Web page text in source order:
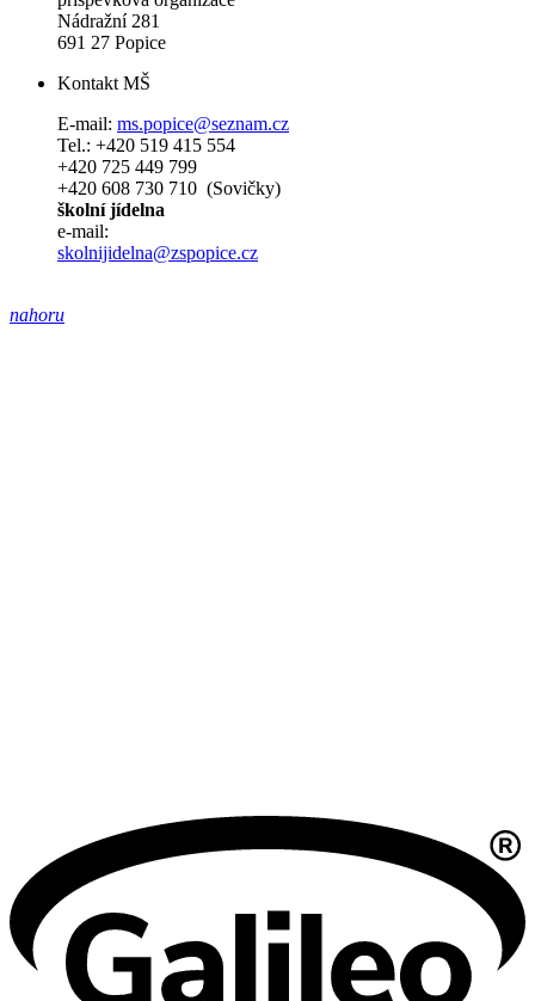
Nádražní 281
691 27 Popice
Kontakt MŠ
E-mail: ms.popice@seznam.cz
Tel.: +420 519 415 554
+420 725 449 799
+420 608 730 710 (Sovičky)
školní jídelna
e-mail:
skolnijidelna@zspopice.cz
nahoru